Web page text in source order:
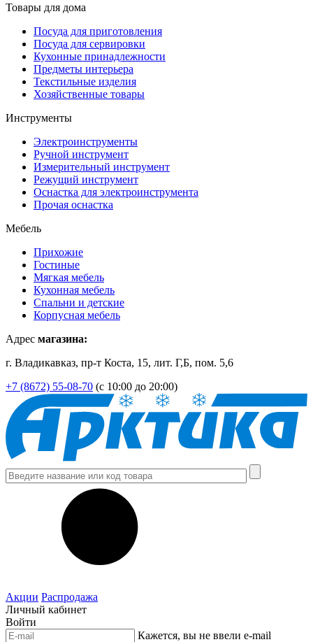
Товары для дома
Посуда для приготовления
Посуда для сервировки
Кухонные принадлежности
Предметы интерьера
Текстильные изделия
Хозяйственные товары
Инструменты
Электроинструменты
Ручной инструмент
Измерительный инструмент
Режущий инструмент
Оснастка для электроинструмента
Прочая оснастка
Мебель
Прихожие
Гостиные
Мягкая мебель
Кухонная мебель
Спальни и детские
Корпусная мебель
Адрес магазина:
г. Владикавказ, пр-т Коста, 15, лит. Г,Б, пом. 5,6
+7 (8672) 55-08-70 (с 10:00 до 20:00)
Акции Распродажа
Личный кабинет
Войти
Кажется, вы не ввели e-mail